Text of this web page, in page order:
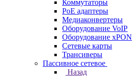
Коммутаторы
PoE адаптеры
Медиаконвертеры
Оборудование VoIP
Оборудование xPON
Сетевые карты
Трансиверы
Пассивное сетевое
Назад